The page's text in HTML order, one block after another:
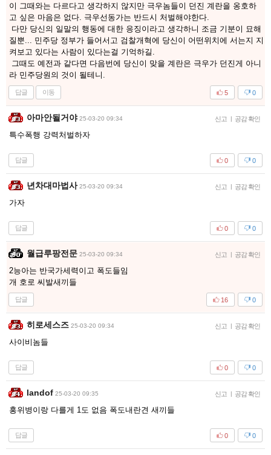
이 그때와는 다르다고 생각하지 않지만 극우놈들이 던진 계란을 옹호하
고 싶은 마음은 없다. 극우선동가는 반드시 처벌해야한다.
다만 당신의 일말의 행동에 대한 응징이라고 생각하니 조금 기분이 묘해
질뿐... 민주당 정부가 들어서고 검찰개혁에 당신이 어떤위치에 서는지 지
켜보고 있다는 사람이 있다는걸 기억하길.
그때도 예전과 같다면 다음번에 당신이 맞을 계란은 극우가 던진게 아니
라 민주당원의 것이 될테니.
답글 이동 0
5
아마안될거야 25-03-20 09:34 신고 | 공감 확인
특수폭행 강력처벌하자
답글 0
0
년차대마법사 25-03-20 09:34 신고 | 공감 확인
가자
답글 0
0
월급루팡전문 25-03-20 09:34 신고 | 공감 확인
2능아는 반국가세력이고 폭도들임
개 호로 씨발새끼들
답글 0
16
히로세스즈 25-03-20 09:34 신고 | 공감 확인
사이비놈들
답글 0
0
landof 25-03-20 09:35 신고 | 공감 확인
홍위병이랑 다를게 1도 없음 폭도내란견 새끼들
답글 0
0